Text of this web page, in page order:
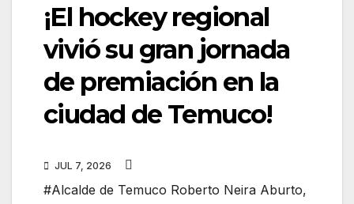
¡El hockey regional
vivió su gran jornada
de premiación en la
ciudad de Temuco!
JUL 7, 2026
#Alcalde de Temuco Roberto Neira Aburto,